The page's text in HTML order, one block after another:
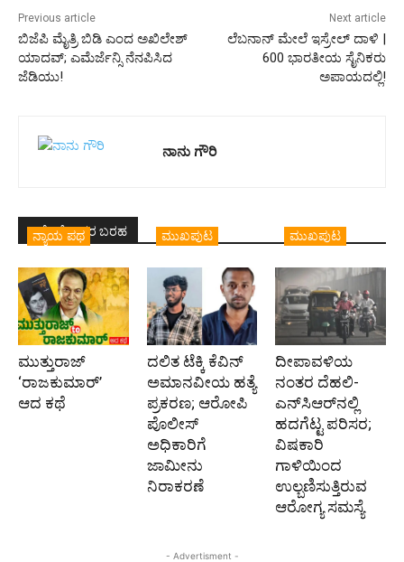
Previous article
ಬಿಜೆಪಿ ಮೈತ್ರಿ ಬಿಡಿ ಎಂದ ಅಖಿಲೇಶ್
ಯಾದವ್; ಎಮೆರ್ಜೆನ್ಸಿ ನೆನಪಿಸಿದ
ಜೆಡಿಯು!
Next article
ಲೆಬನಾನ್ ಮೇಲೆ ಇಸ್ರೇಲ್ ದಾಳಿ |
600 ಭಾರತೀಯ ಸೈನಿಕರು
ಅಪಾಯದಲ್ಲಿ!
ನಾನು ಗೌರಿ
ಇದೇ ಲೇಖಕರ ಬರಹ
ನ್ಯಾಯ ಪಥ
ಮುತ್ತುರಾಜ್
‘ರಾಜಕುಮಾರ್‍’
ಆದ ಕಥೆ
ಮುಖಪುಟ
ದಲಿತ ಟೆಕ್ಕಿ ಕೆವಿನ್
ಅಮಾನವೀಯ ಹತ್ಯೆ
ಪ್ರಕರಣ; ಆರೋಪಿ
ಪೊಲೀಸ್‌
ಅಧಿಕಾರಿಗೆ
ಜಾಮೀನು
ನಿರಾಕರಣೆ
ಮುಖಪುಟ
ದೀಪಾವಳಿಯ
ನಂತರ ದೆಹಲಿ-
ಎನ್‌ಸಿಆರ್‌ನಲ್ಲಿ
ಹದಗೆಟ್ಟ ಪರಿಸರ;
ವಿಷಕಾರಿ
ಗಾಳಿಯಿಂದ
ಉಲ್ಬಣಿಸುತ್ತಿರುವ
ಆರೋಗ್ಯ ಸಮಸ್ಯೆ
- Advertisment -